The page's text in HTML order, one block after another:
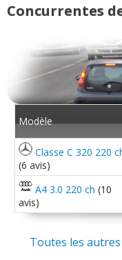
Concurrentes
Modèle
Classe C 320 220
(6 avis)
A4 3.0 220 ch (10
avis)
Toutes les